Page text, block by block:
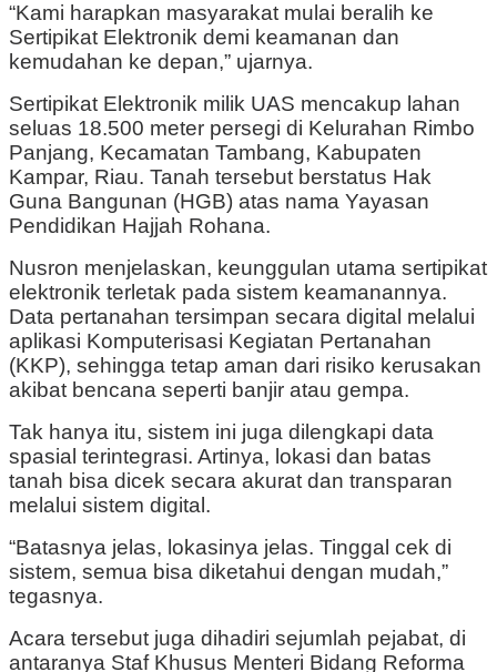
“Kami harapkan masyarakat mulai beralih ke
Sertipikat Elektronik demi keamanan dan
kemudahan ke depan,” ujarnya.
Sertipikat Elektronik milik UAS mencakup lahan
seluas 18.500 meter persegi di Kelurahan Rimbo
Panjang, Kecamatan Tambang, Kabupaten
Kampar, Riau. Tanah tersebut berstatus Hak
Guna Bangunan (HGB) atas nama Yayasan
Pendidikan Hajjah Rohana.
Nusron menjelaskan, keunggulan utama sertipikat
elektronik terletak pada sistem keamanannya.
Data pertanahan tersimpan secara digital melalui
aplikasi Komputerisasi Kegiatan Pertanahan
(KKP), sehingga tetap aman dari risiko kerusakan
akibat bencana seperti banjir atau gempa.
Tak hanya itu, sistem ini juga dilengkapi data
spasial terintegrasi. Artinya, lokasi dan batas
tanah bisa dicek secara akurat dan transparan
melalui sistem digital.
“Batasnya jelas, lokasinya jelas. Tinggal cek di
sistem, semua bisa diketahui dengan mudah,”
tegasnya.
Acara tersebut juga dihadiri sejumlah pejabat, di
antaranya Staf Khusus Menteri Bidang Reforma